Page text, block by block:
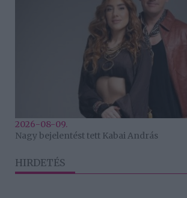
2026-08-09.
Nagy bejelentést tett Kabai András
HIRDETÉS